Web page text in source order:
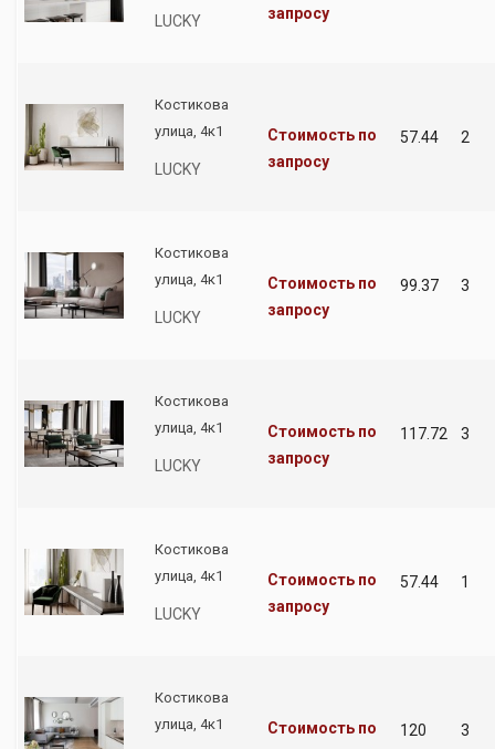
LUCKY запросу
Костикова
улица, 4к1
LUCKY
Стоимость по
запросу
57.44 2
Костикова
улица, 4к1
LUCKY
Стоимость по
запросу
99.37 3
Костикова
улица, 4к1
LUCKY
Стоимость по
запросу
117.72 3
Костикова
улица, 4к1
LUCKY
Стоимость по
запросу
57.44 1
Костикова
улица, 4к1
Стоимость по
120 3